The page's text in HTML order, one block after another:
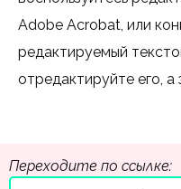
Adobe Acrobat, или
редактируемый
отредактируйте его, а
Переходите по ссылке: